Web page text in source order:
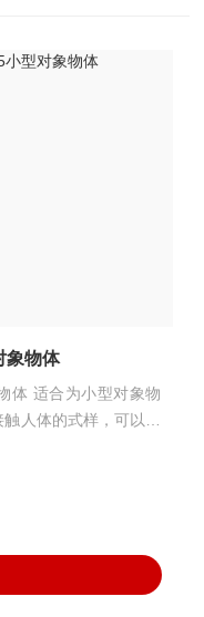
象物体
体 适合为小型对象物
人体的式样，可以安